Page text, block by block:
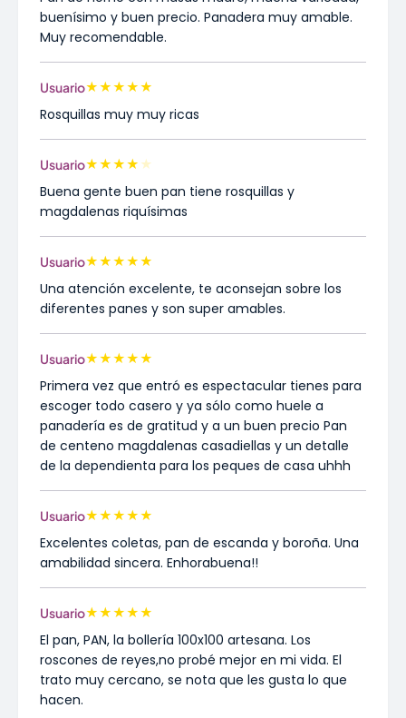
buenísimo y buen precio. Panadera muy amable.
Muy recomendable.
Usuario★★★★★
Rosquillas muy muy ricas
Usuario★★★★ ★
Buena gente buen pan tiene rosquillas y
magdalenas riquísimas
Usuario★★★★★
Una atención excelente, te aconsejan sobre los
diferentes panes y son super amables.
Usuario★★★★★
Primera vez que entró es espectacular tienes para
escoger todo casero y ya sólo como huele a
panadería es de gratitud y a un buen precio Pan
de centeno magdalenas casadiellas y un detalle
de la dependienta para los peques de casa uhhh
Usuario★★★★★
Excelentes coletas, pan de escanda y boroña. Una
amabilidad sincera. Enhorabuena!!
Usuario★★★★★
El pan, PAN, la bollería 100x100 artesana. Los
roscones de reyes,no probé mejor en mi vida. El
trato muy cercano, se nota que les gusta lo que
hacen.